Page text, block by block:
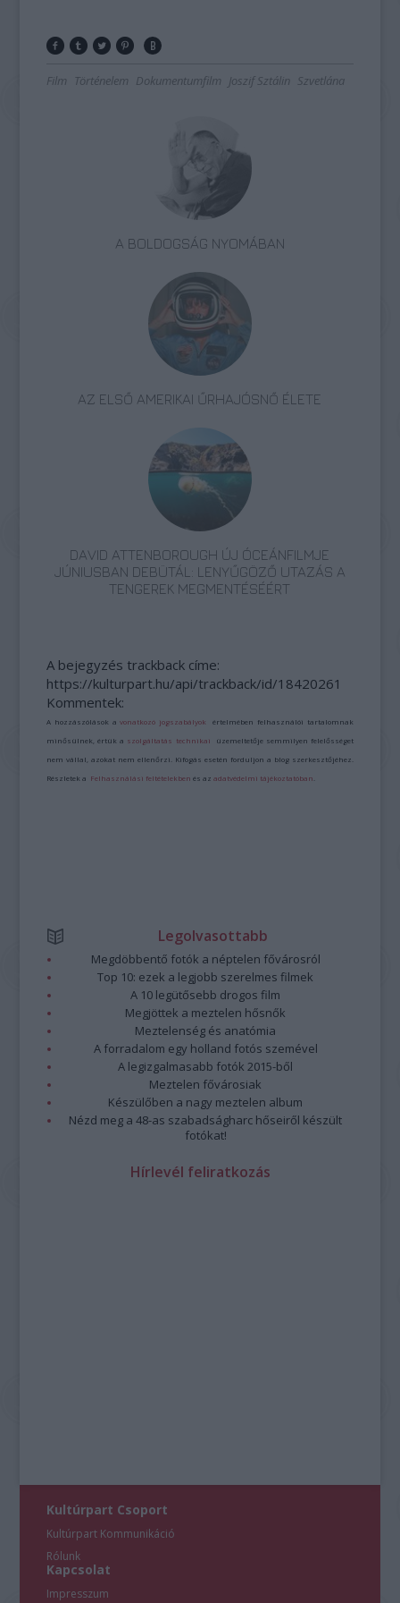
Film Történelem Dokumentumfilm Joszif Sztálin Szvetlána
A BOLDOGSÁG NYOMÁBAN
AZ ELSŐ AMERIKAI ŰRHAJÓSNŐ ÉLETE
DAVID ATTENBOROUGH ÚJ ÓCEÁNFILMJE
JÚNIUSBAN DEBÜTÁL: LENYŰGÖZŐ UTAZÁS A
TENGEREK MEGMENTÉSÉÉRT
A bejegyzés trackback címe:
https://kulturpart.hu/api/trackback/id/18420261
Kommentek:
A hozzászólások avonatkozó jogszabályok értelmében felhasználói tartalomnak
minősülnek, értük a szolgáltatás technikai üzemeltetője semmilyen felelősséget
nem vállal, azokat nem ellenőrzi. Kifogás esetén forduljon a blog szerkesztőjéhez.
Részletek a Felhasználási feltételekben és azadatvédelmi tájékoztatóban
Legolvasottabb
Megdöbbentő fotók a néptelen fővárosról
Top 10: ezek a legjobb szerelmes filmek
A 10 legütősebb drogos film
Megjöttek a meztelen hősnők
Meztelenség és anatómia
A forradalom egy holland fotós szemével
A legizgalmasabb fotók 2015-ből
Meztelen fővárosiak
Készülőben a nagy meztelen album
Nézd meg a 48-as szabadságharc hőseiről készült
fotókat!
Hírlevél feliratkozás
Kultúrpart Csoport
Kultúrpart Kommunikáció
Rólunk
Kapcsolat
Impresszum